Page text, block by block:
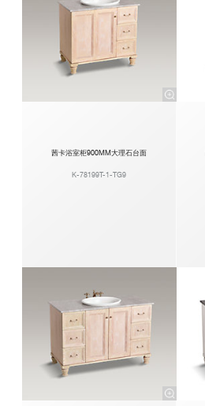
茜卡浴室柜900MM大理石台面
K-78199T-1-TG9